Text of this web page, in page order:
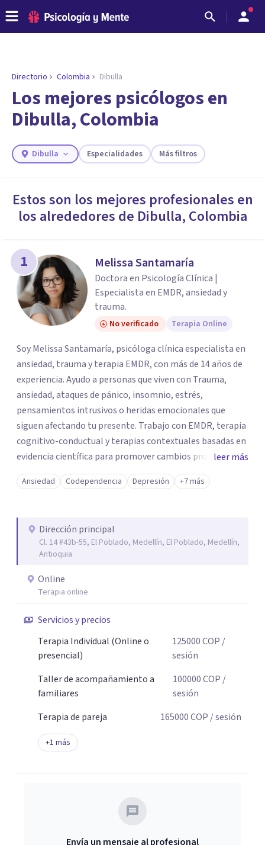
ENCONTRAR MI TERAPEUTA
¿Necesitas ayuda para encontrar el
Responde a unas breves preguntas y te ofreceremos
los profesionales que más se ajustan a tus
necesidades.
Responder cuestionario
Directorio Colombia Dibulla
Los mejores psicólogos en
Dibulla, Colombia
Dibulla Especialidades Más filtros
Estos son los mejores profesionales en
los alrededores de Dibulla, Colombia
1 Melissa Santamaría
Doctora en Psicología Clínica |
Especialista en EMDR, ansiedad y
trauma.
No verificado Terapia Online
Soy Melissa Santamaría, psicóloga clínica especialista en
ansiedad, trauma y terapia EMDR, con más de 14 años de
experiencia. Ayudo a personas que viven con Trauma,
ansiedad, ataques de pánico, insomnio, estrés,
pensamientos intrusivos o heridas emocionales que
siguen afectando tu presente. Trabajo con EMDR, terapia
cognitivo-conductual y terapias contextuales basadas en
evidencia científica para promover cambios profundos y
duraderos. Atiendo adultos, adolescentes, parejas y
familias de forma presencial en Medellín y online, en un
leer más
Ansiedad Codependencia Depresión +7 más
Dirección principal
Cl. 14 #43b-55, El Poblado, Medellín, El Poblado, Medellín,
Antioquia
Online
Terapia online
Servicios y precios
Terapia Individual (Online o
presencial)
125000COP /
sesión
Taller de acompañamiento a
familiares
100000COP /
sesión
Terapia de pareja
165000COP / sesión
+1 más
Envía un mensaje al profesional